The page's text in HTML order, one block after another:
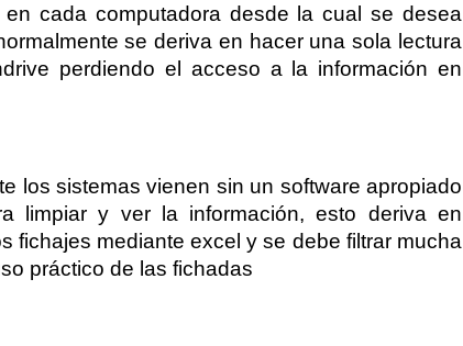
cada computadora desde la cual se desea
se deriva en hacer una sola lectura
perdiendo el acceso a la información en
los sistemas vienen sin un software apropiado
limpiar y ver la información, esto deriva en
fichajes mediante excel y se debe filtrar mucha
práctico de las fichadas